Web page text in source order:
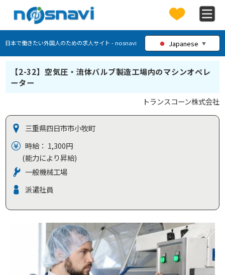
日本で働きたい外国人のための求人サイト - nosnavi Japanese ▼
【2-32】空気圧・流体バルブ製造工場内のマシンオペレ
ーター
トランスコーン株式会社
三重県四日市市小牧町
時給： 1,300円
(能力により昇給)
一般機械工場
派遣社員